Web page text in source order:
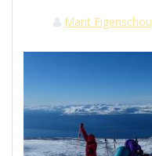
Marit Figenschou